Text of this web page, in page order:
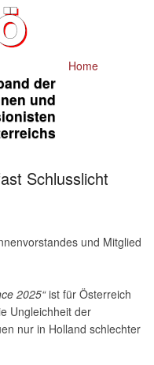
der
und
Home
Schlusslicht
und Mitglied
2025“ist für Österreich
Ungleichheit der
nur in Holland schlechter